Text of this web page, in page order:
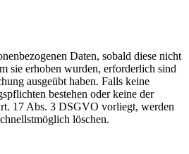
Daten, sobald diese nicht
sie erhoben wurden, erforderlich sind
ausgeübt haben. Falls keine
bestehen oder keine der
17 Abs. 3 DSGVO vorliegt, werden
löschen.